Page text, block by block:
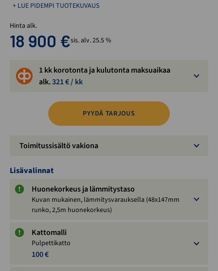
+ LUE PIDEMPI TUOTEKUVAUS
Hinta alk.
18 900 €sis. alv. 25.5 %
1 kk korotonta ja kulutonta maksuaikaa
alk.321€ / kk
PYYDÄ TARJOUS
Toimitussisältö vakiona
Lisävalinnat
Huonekorkeus ja lämmitystaso
Kuvan mukainen, lämmitysvarauksella (48x147mm
runko, 2,5m huonekorkeus)
Kattomalli
Pulpettikatto
100 €